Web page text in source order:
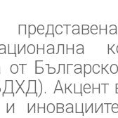
от
Акцент